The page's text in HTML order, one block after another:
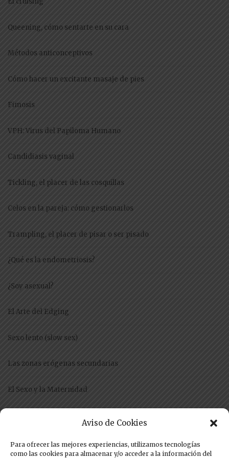
Aviso de Cookies
Para ofrecer las mejores experiencias, utilizamos tecnologías
como las cookies para almacenar y/o acceder a la información del
Queening, cómo sentarte en su cara
Métodos anticonceptivos
Cómo hacer un excitante masaje de pies
Fimosis
VPH: Virus del Papiloma Humano
Candidiasis vaginal
Tickling, el placer de las cosquillas
Celos en la pareja: cómo gestionarlos
Trampling, el placer de pisar o ser pisado
¿Qué es la endometriosis?
¿Soy asexual?
El Arte del Edging
Sexo lento (slow sex)
Las zonas erógenas secundarias
El Sexo y la Maternidad
Anorgasmia Femenina